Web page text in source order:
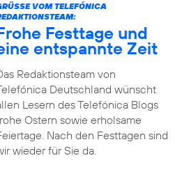
VOM TELEFÓNICA R
Festtage und
entspannte Zeit
Redaktionsteam von
Deutschland wünscht
Lesern des Telefónica Blogs
Ostern sowie erholsame
Nach den Festtagen sind
wieder für Sie da.